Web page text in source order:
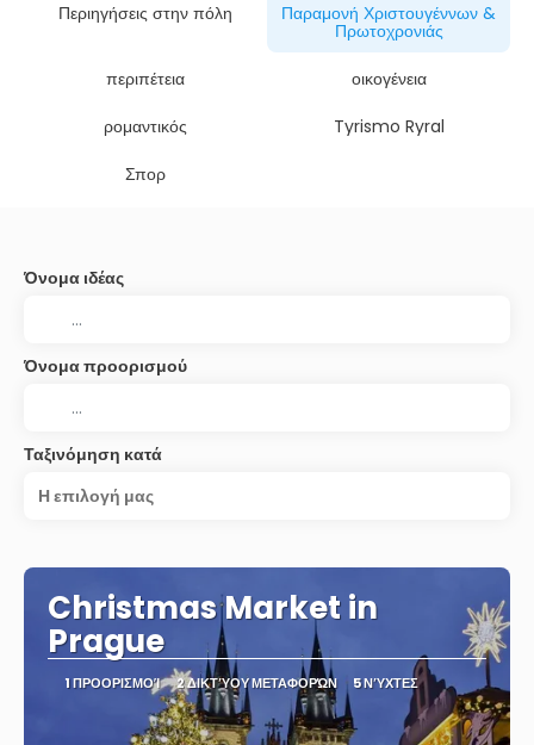
Περιηγήσεις στην πόλη Παραμονή Χριστουγέννων &
Πρωτοχρονιάς
περιπέτεια
οικογένεια
ρομαντικός
Tyrismo Ryral
Σπορ
Όνομα ιδέας
Όνομα προορισμού
Ταξινόμηση κατά
Η επιλογή μας
Christmas Market in
Prague
1 ΠΡΟΟΡΙΣΜΟΊ 2 ΔΙΚΤΎΟΥ ΜΕΤΑΦΟΡΏΝ 5 ΝΎΧΤΕΣ